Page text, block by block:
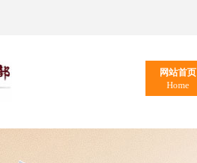
网站首页
Home